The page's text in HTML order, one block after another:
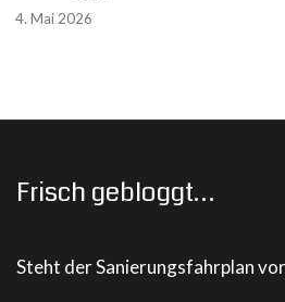
4. Mai 2026
Frisch gebloggt…
Steht der Sanierungsfahrplan